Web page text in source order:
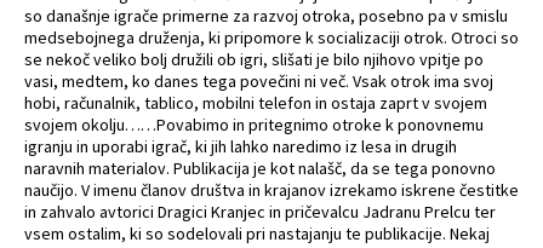
so današnje igrače primerne za razvoj otroka, posebno pa v smislu
medsebojnega druženja, ki pripomore k socializaciji otrok. Otroci so
se nekoč veliko bolj družili ob igri, slišati je bilo njihovo vpitje po
vasi, medtem, ko danes tega povečini ni več. Vsak otrok ima svoj
hobi, računalnik, tablico, mobilni telefon in ostaja zaprt v svojem
svojem okolju……Povabimo in pritegnimo otroke k ponovnemu
igranju in uporabi igrač, ki jih lahko naredimo iz lesa in drugih
naravnih materialov. Publikacija je kot nalašč, da se tega ponovno
naučijo. V imenu članov društva in krajanov izrekamo iskrene čestitke
in zahvalo avtorici Dragici Kranjec in pričevalcu Jadranu Prelcu ter
vsem ostalim, ki so sodelovali pri nastajanju te publikacije. Nekaj